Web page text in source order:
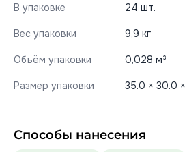
В упаковке 24 шт.
Вес упаковки 9,9 кг
Объём упаковки 0,028 м³
Размер упаковки 35.0 × 30.0
Способы нанесения